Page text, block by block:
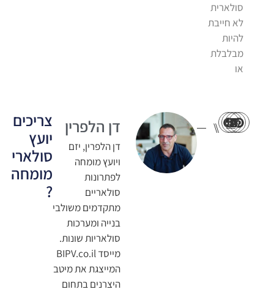
סולארית
לא חייבת
להיות
מבלבלת
או
צריכים
יועץ
סולארי
מומחה
?
דן הלפרין
דן הלפרין, יזם
ויועץ מומחה
לפתרונות
סולאריים
מתקדמים משולבי
בנייה ומערכות
סולאריות שונות.
מייסד BIPV.co.il
המייצגת את מיטב
היצרנים בתחום
⑊